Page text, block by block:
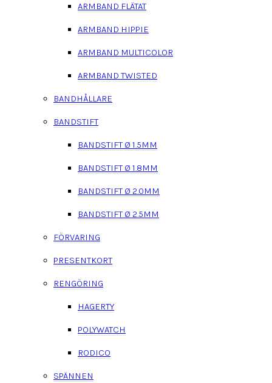
ARMBAND FLÄTAT
ARMBAND HIPPIE
ARMBAND MULTICOLOR
ARMBAND TWISTED
BANDHÅLLARE
BANDSTIFT
BANDSTIFT Ø 1.5MM
BANDSTIFT Ø 1.8MM
BANDSTIFT Ø 2.0MM
BANDSTIFT Ø 2.5MM
FÖRVARING
PRESENTKORT
RENGÖRING
HAGERTY
POLYWATCH
RODICO
SPÄNNEN